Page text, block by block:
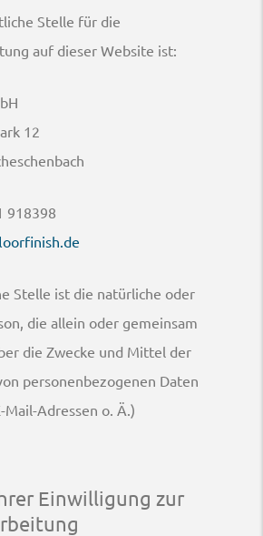
Stelle für die
auf dieser Website ist:
12
918398
Stelle ist die natürliche oder
die allein oder gemeinsam
die Zwecke und Mittel der
personenbezogenen Daten
Mail-Adressen o. Ä.)
Einwilligung zur